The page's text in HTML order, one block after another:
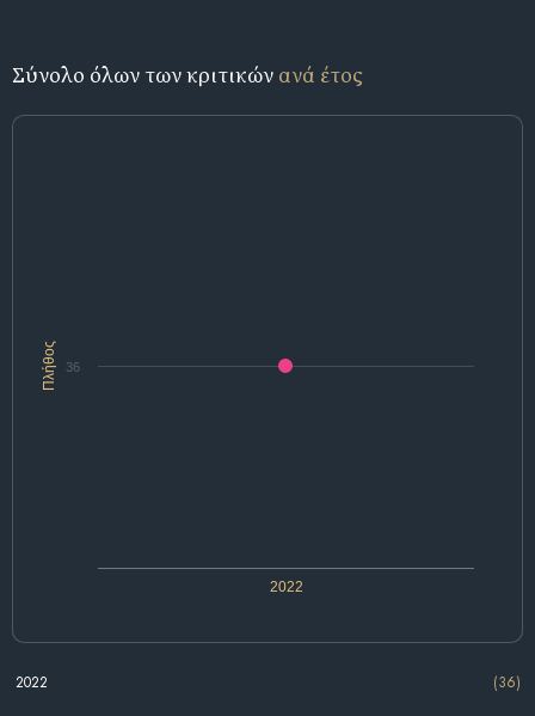
Σύνολο όλων των κριτικών ανά έτος
Πλήθος
2022
36
2022 (36)